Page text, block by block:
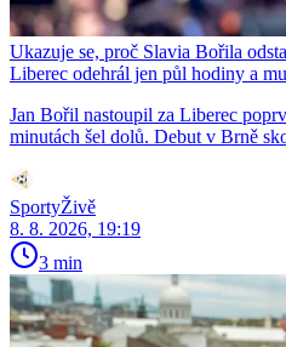
Ukazuje se, proč Slavia Bořila
Liberec odehrál jen půl hodiny a
Jan Bořil nastoupil za Liberec
minutách šel dolů. Debut v Brně
SportyŽivě
8. 8. 2026, 19:19
3 min